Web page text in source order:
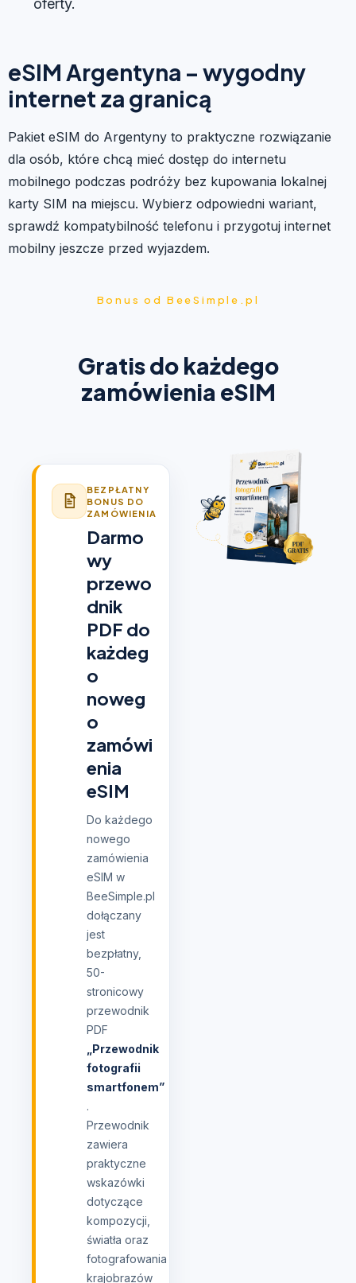
oferty.
eSIM Argentyna – wygodny
internet za granicą
Pakiet eSIM do Argentyny to praktyczne rozwiązanie
dla osób, które chcą mieć dostęp do internetu
mobilnego podczas podróży bez kupowania lokalnej
karty SIM na miejscu. Wybierz odpowiedni wariant,
sprawdź kompatybilność telefonu i przygotuj internet
mobilny jeszcze przed wyjazdem.
Bonus od BeeSimple.pl
Gratis do każdego
zamówienia eSIM
BEZPŁATNY
BONUS DO
ZAMÓWIENIA
Darmo
wy
przewo
dnik
PDF do
każdeg
o
noweg
o
zamówi
enia
eSIM
Do każdego
nowego
zamówienia
eSIM w
BeeSimple.pl
dołączany
jest
bezpłatny,
50-
stronicowy
przewodnik
PDF
„Przewodnik
fotografii
smartfonem”
.
Przewodnik
zawiera
praktyczne
wskazówki
dotyczące
kompozycji,
światła oraz
fotografowania
krajobrazów